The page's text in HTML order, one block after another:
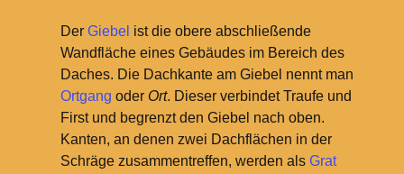
Der Giebel ist die obere abschließende
Wandfläche eines Gebäudes im Bereich des
Daches. Die Dachkante am Giebel nennt man
Ortgang oder Ort. Dieser verbindet Traufe und
First und begrenzt den Giebel nach oben.
Kanten, an denen zwei Dachflächen in der
Schräge zusammentreffen, werden als Grat